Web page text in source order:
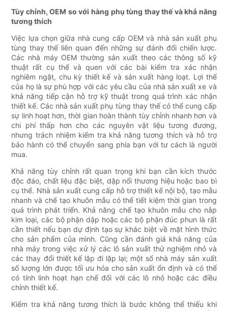
Tùy chỉnh, OEM so với hàng phụ tùng thay thế và khả năng
tương thích
Việc lựa chọn giữa nhà cung cấp OEM và nhà sản xuất phụ
tùng thay thế liên quan đến những sự đánh đổi chiến lược.
Các nhà máy OEM thường sản xuất theo các thông số kỹ
thuật rất cụ thể và quen với các bài kiểm tra xác nhận
nghiêm ngặt, chu kỳ thiết kế và sản xuất hàng loạt. Lợi thế
của họ là sự phù hợp với các yêu cầu của nhà sản xuất xe và
khả năng tiếp cận hỗ trợ kỹ thuật trong quá trình xác nhận
thiết kế. Các nhà sản xuất phụ tùng thay thế có thể cung cấp
sự linh hoạt hơn, thời gian hoàn thành tùy chỉnh nhanh hơn và
chi phí thấp hơn cho các nguyên vật liệu tương đương,
nhưng trách nhiệm kiểm tra khả năng tương thích và hỗ trợ
bảo hành có thể chuyển sang phía bạn với tư cách là người
mua.
Khả năng tùy chỉnh rất quan trọng khi bạn cần kích thước
độc đáo, chất liệu đặc biệt, dập nổi thương hiệu hoặc bao bì
cụ thể. Nhà sản xuất cung cấp hỗ trợ thiết kế nội bộ, tạo mẫu
nhanh và chế tạo khuôn mẫu có thể tiết kiệm thời gian trong
quá trình phát triển. Khả năng chế tạo khuôn mẫu cho nắp
kim loại, các bộ phận dập hoặc các bộ phận đúc phun là rất
cần thiết nếu bạn dự định tạo sự khác biệt về mặt hình thức
cho sản phẩm của mình. Cũng cần đánh giá khả năng của
nhà máy trong việc xử lý các lô sản xuất thử nghiệm nhỏ và
các thay đổi thiết kế lặp đi lặp lại; một số nhà máy sản xuất
số lượng lớn được tối ưu hóa cho sản xuất ổn định và có thể
có tính linh hoạt hạn chế đối với các lô nhỏ hoặc các điều
chỉnh thiết kế.
Kiểm tra khả năng tương thích là bước không thể thiếu khi